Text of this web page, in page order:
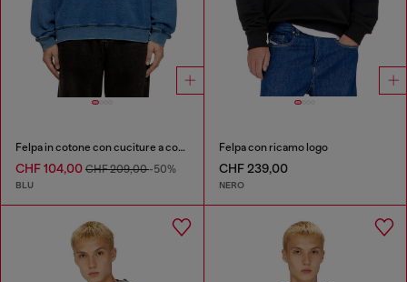
Felpa in cotone con cuciture a contrasto
CHF 104,00 CHF 209,00-50%
BLU
Felpa con ricamo logo
CHF 239,00
NERO